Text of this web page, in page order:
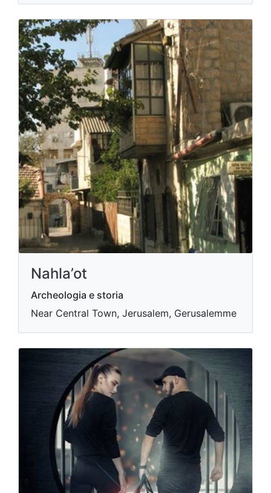
Nahla’ot
Archeologia e storia
Near Central Town, Jerusalem, Gerusalemme